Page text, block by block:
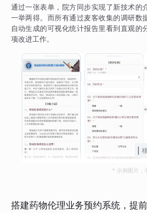
通过一张表单，院方同步实现了新技术的
一举两得。而所有通过麦客收集的调研数
自动生成的可视化统计报告里看到直观的
项改进工作。
* 示例图片，
搭建药物伦理业务预约系统，提